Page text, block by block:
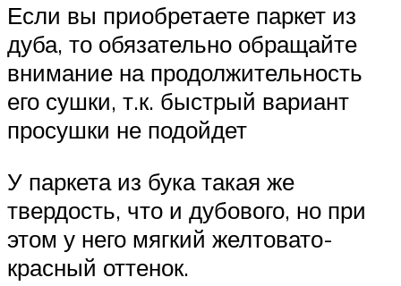
Если вы приобретаете паркет из
дуба, то обязательно обращайте
внимание на продолжительность
его сушки, т.к. быстрый вариант
просушки не подойдет
У паркета из бука такая же
твердость, что и дубового, но при
этом у него мягкий желтовато-
красный оттенок.